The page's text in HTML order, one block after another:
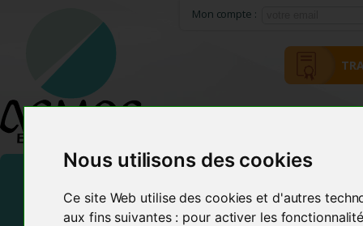
Nous utilisons des cookies
Ce site Web utilise des cookies et d'autres
aux fins suivantes : pour activer les
Mon compte :